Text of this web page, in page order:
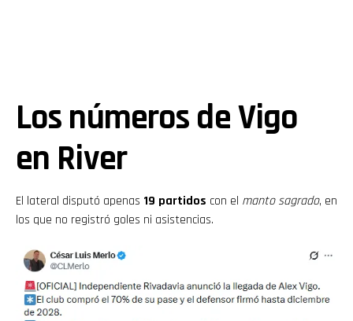
Los números de Vigo
en River
El lateral disputó apenas 19 partidos con el manto sagrado, en
los que no registró goles ni asistencias.